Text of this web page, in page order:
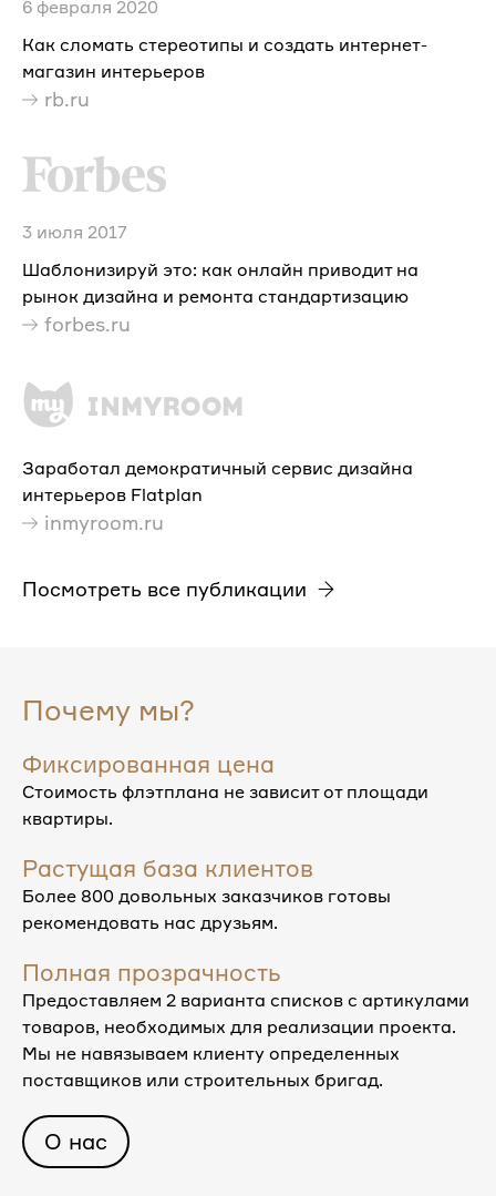
6 февраля 2020
Как сломать стереотипы и создать интернет-
магазин интерьеров
rb.ru
3 июля 2017
Шаблонизируй это: как онлайн приводит на
рынок дизайна и ремонта стандартизацию
forbes.ru
Заработал демократичный сервис дизайна
интерьеров Flatplan
inmyroom.ru
Посмотреть все публикации
Почему мы?
Фиксированная цена
Стоимость флэтплана не зависит от площади
квартиры.
Растущая база клиентов
Более 800 довольных заказчиков готовы
рекомендовать нас друзьям.
Полная прозрачность
Предоставляем 2 варианта списков с артикулами
товаров, необходимых для реализации проекта.
Мы не навязываем клиенту определенных
поставщиков или строительных бригад.
О нас